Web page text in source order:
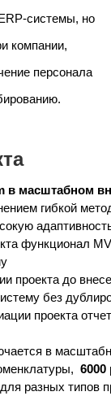
системы, но
компании,
персонала
в масштабном
гибкой
функционал
проекта до
без
проекта
в
разных типов